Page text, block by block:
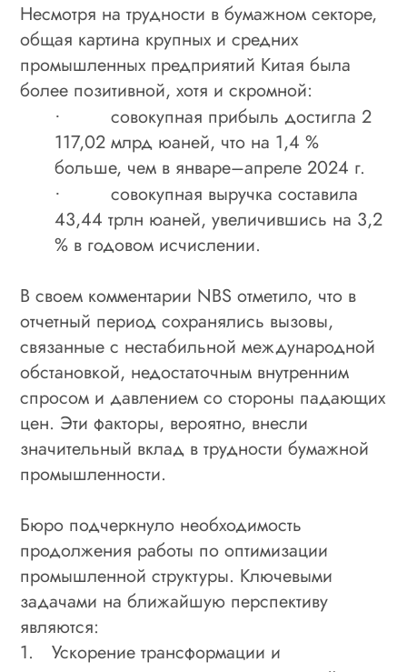
Несмотря на трудности в бумажном секторе,
общая картина крупных и средних
промышленных предприятий Китая была
более позитивной, хотя и скромной:
·
совокупная прибыль достигла 2
117,02 млрд юаней, что на 1,4 %
больше, чем в январе–апреле 2024 г.
·
совокупная выручка составила
43,44 трлн юаней, увеличившись на 3,2
% в годовом исчислении.
В своем комментарии NBS отметило, что в
отчетный период сохранялись вызовы,
связанные с нестабильной международной
обстановкой, недостаточным внутренним
спросом и давлением со стороны падающих
цен. Эти факторы, вероятно, внесли
значительный вклад в трудности бумажной
промышленности.
Бюро подчеркнуло необходимость
продолжения работы по оптимизации
промышленной структуры. Ключевыми
задачами на ближайшую перспективу
являются:
1.
Ускорение трансформации и